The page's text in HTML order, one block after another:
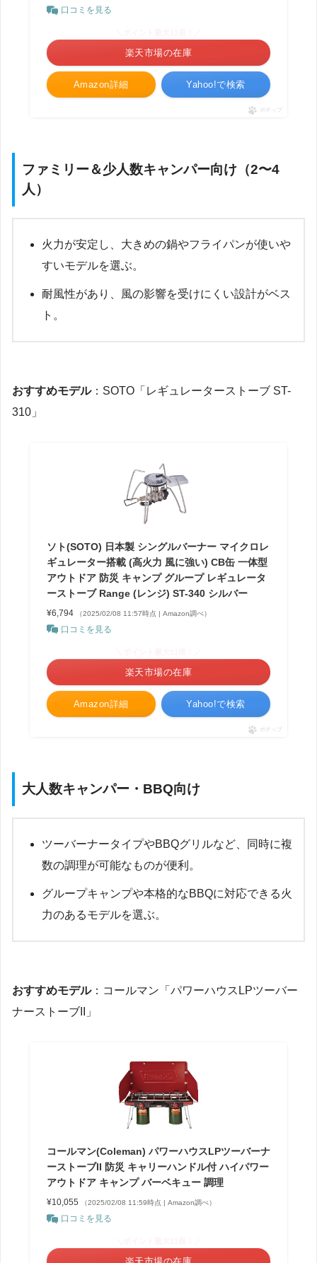
口コミを見る
Amazon詳細
楽天市場の在庫
Yahoo!で検索
ポチップ
ファミリー＆少人数キャンパー向け（2〜4
人）
火力が安定し、大きめの鍋やフライパンが使いや
すいモデルを選ぶ。
耐風性があり、風の影響を受けにくい設計がベス
ト。
おすすめモデル：SOTO「レギュレーターストーブ ST-
310」
ソト(SOTO) 日本製 シングルバーナー マイクロレ
ギュレーター搭載 (高火力 風に強い) CB缶 一体型
アウトドア 防災 キャンプ グループ レギュレータ
ーストーブ Range (レンジ) ST-340 シルバー
¥6,794 （2025/02/08 11:57時点 | Amazon調べ）
口コミを見る
Amazon詳細
楽天市場の在庫
Yahoo!で検索
ポチップ
大人数キャンパー・BBQ向け
ツーバーナータイプやBBQグリルなど、同時に複
数の調理が可能なものが便利。
グループキャンプや本格的なBBQに対応できる火
力のあるモデルを選ぶ。
おすすめモデル：コールマン「パワーハウスLPツーバー
ナーストーブII」
コールマン(Coleman) パワーハウスLPツーバーナ
ーストーブII 防災 キャリーハンドル付 ハイパワー
アウトドア キャンプ バーベキュー 調理
¥10,055 （2025/02/08 11:59時点 | Amazon調べ）
口コミを見る